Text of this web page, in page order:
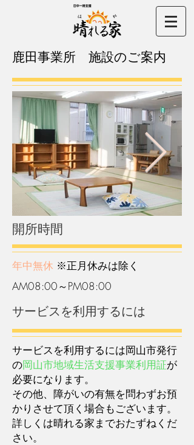
​鹿田事業所 施設のご案内
​開所時間
​年中無休 ※正月休みは除く
AM08:00～PM08:00
サービスを利用するには
サービスを利用するには岡山市発行
の岡山市地域生活支援事業利用証が
必要になります。
その他、障がいの有無を問わずお預
かりさせて頂く場合もございます。
詳しくは晴れる家までおたずねくだ
さい。